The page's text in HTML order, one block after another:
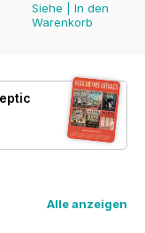
Siehe
In den
Warenkorb
Alle anzeigen